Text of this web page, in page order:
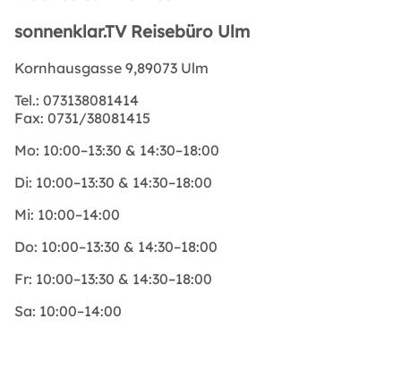
sonnenklar.TV Reisebüro Ulm
Kornhausgasse 9,89073 Ulm
Tel.: 073138081414
Fax: 0731/38081415
Mo: 10:00–13:30 & 14:30–18:00
Di: 10:00–13:30 & 14:30–18:00
Mi: 10:00–14:00
Do: 10:00–13:30 & 14:30–18:00
Fr: 10:00–13:30 & 14:30–18:00
Sa: 10:00–14:00